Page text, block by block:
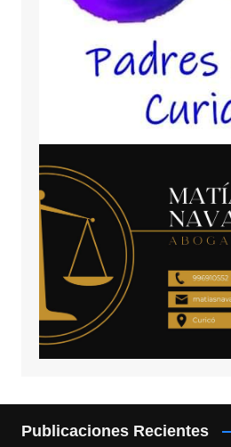
Publicaciones Recientes